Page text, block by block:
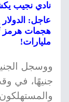
نادي نجيب
هجمات هرمز
مليارات!
جنيهًا، في